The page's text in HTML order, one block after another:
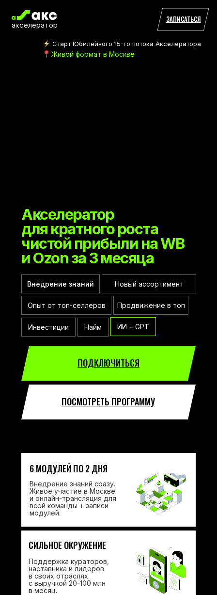
Живой формат в Москве
Старт Юбилейного 15-го потока Акселератора
ЗАПИСАТЬСЯ
акселератор
Акселератор
для кратного роста
чистой прибыли на WB
и Ozon за 3 месяца
Внедрение знаний Новый ассортимент
Продвижение в топ
Опыт от топ-селлеров
Инвестиции
ПОДКЛЮЧИТЬСЯ
ПОСМОТРЕТЬ ПРОГРАММУ
Найм ИИ + GPT
6 МОДУЛЕЙ ПО 2 ДНЯ
СИЛЬНОЕ ОКРУЖЕНИЕ
Внедрение знаний сразу.
Живое участие в Москве
и онлайн-трансляция для
всей команды + записи
модулей.
Поддержка кураторов,
наставника и лидеров
в своих отраслях
с выручкой 20-100 млн
в месяц.